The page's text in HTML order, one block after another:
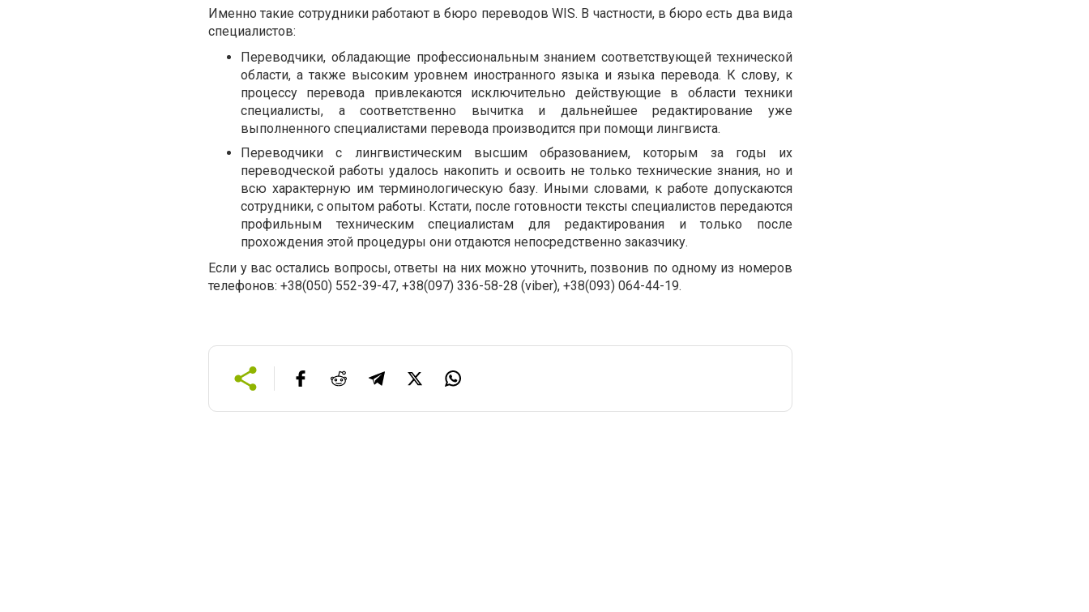
Именно такие сотрудники работают в бюро переводов WIS. В частности, в бюро есть два вида
специалистов:
Переводчики, обладающие профессиональным знанием соответствующей технической
области, а также высоким уровнем иностранного языка и языка перевода. К слову, к
процессу перевода привлекаются исключительно действующие в области техники
специалисты, а соответственно вычитка и дальнейшее редактирование уже
выполненного специалистами перевода производится при помощи лингвиста.
Переводчики с лингвистическим высшим образованием, которым за годы их
переводческой работы удалось накопить и освоить не только технические знания, но и
всю характерную им терминологическую базу. Иными словами, к работе допускаются
сотрудники, с опытом работы. Кстати, после готовности тексты специалистов передаются
профильным техническим специалистам для редактирования и только после
прохождения этой процедуры они отдаются непосредственно заказчику.
Если у вас остались вопросы, ответы на них можно уточнить, позвонив по одному из номеров
телефонов: +38(050) 552-39-47, +38(097) 336-58-28 (viber), +38(093) 064-44-19.